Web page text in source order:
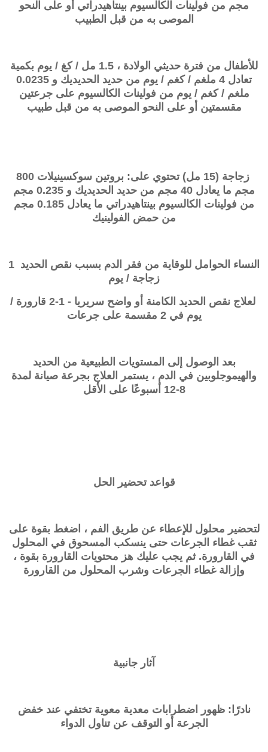
مجم من فولينات الكالسيوم بينتاهيدراتي أو على النحو
الموصى به من قبل الطبيب
للأطفال من فترة حديثي الولادة ، 1.5 مل / كغ / يوم بكمية
تعادل 4 ملغم / كغم / يوم من حديد الحديديك و 0.0235
ملغم / كغم / يوم من فولينات الكالسيوم على جرعتين
مقسمتين أو على النحو الموصى به من قبل طبيب
زجاجة (15 مل) تحتوي على: بروتين سوكسينيلات 800
مجم ما يعادل 40 مجم من حديد الحديديك و 0.235 مجم
من فولينات الكالسيوم بينتاهيدراتي ما يعادل 0.185 مجم
من حمض الفولينيك
النساء الحوامل للوقاية من فقر الدم بسبب نقص الحديد 1
زجاجة / يوم
لعلاج نقص الحديد الكامنة أو واضح سريريا - 1-2 قارورة /
يوم في 2 مقسمة على جرعات
بعد الوصول إلى المستويات الطبيعية من الحديد
والهيموجلوبين في الدم ، يستمر العلاج بجرعة صيانة لمدة
8-12 أسبوعًا على الأقل
قواعد تحضير الحل
لتحضير محلول للإعطاء عن طريق الفم ، اضغط بقوة على
ثقب غطاء الجرعات حتى ينسكب المسحوق في المحلول
في القارورة. ثم يجب عليك هز محتويات القارورة بقوة ،
وإزالة غطاء الجرعات وشرب المحلول من القارورة
آثار جانبية
نادرًا: ظهور اضطرابات معدية معوية تختفي عند خفض
الجرعة أو التوقف عن تناول الدواء